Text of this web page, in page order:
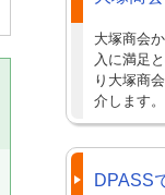
大塚商会
入に満足
り大塚商
介します。
DPASS